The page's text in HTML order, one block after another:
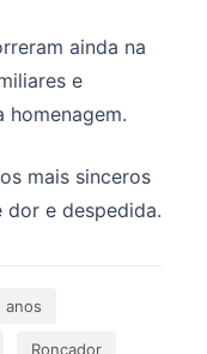
ainda na
e
homenagem.
mais sinceros
dor e despedida.
anos
Roncador